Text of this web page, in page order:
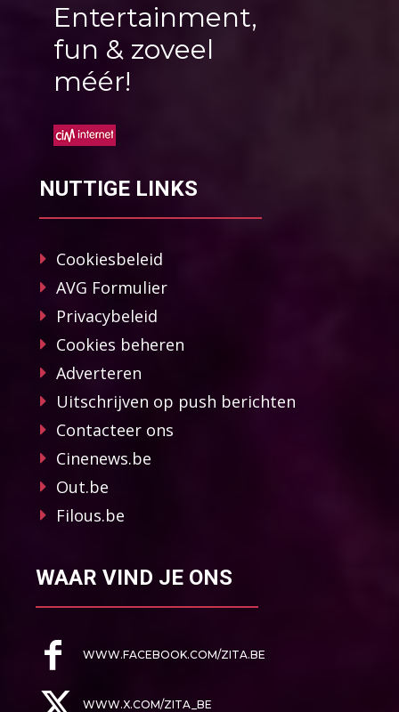
Entertainment,
fun & zoveel
méér!
NUTTIGE LINKS
Cookiesbeleid
AVG Formulier
Privacybeleid
Cookies beheren
Adverteren
Uitschrijven op push berichten
Contacteer ons
Cinenews.be
Out.be
Filous.be
WAAR VIND JE ONS
WWW.FACEBOOK.COM/ZITA.BE
WWW.X.COM/ZITA_BE